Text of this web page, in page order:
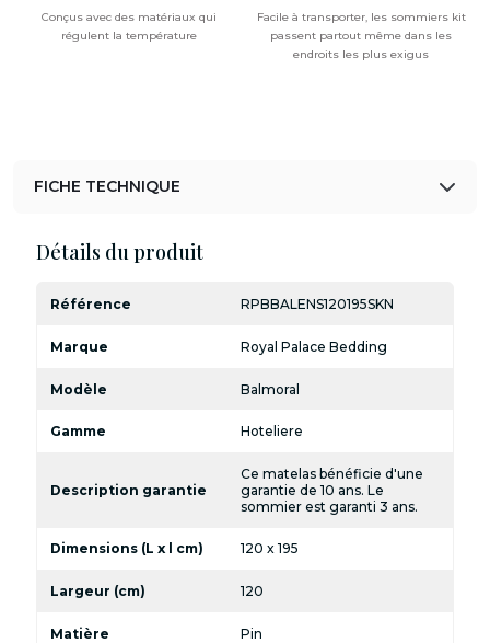
Conçus avec des matériaux qui
régulent la température
Facile à transporter, les sommiers kit
passent partout même dans les
endroits les plus exigus
FICHE TECHNIQUE
Détails du produit
Référence RPBBALENS120195SKN
Marque Royal Palace Bedding
Modèle Balmoral
Gamme Hoteliere
Description garantie
Ce matelas bénéficie d'une
garantie de 10 ans. Le
sommier est garanti 3 ans.
Dimensions (L x l cm) 120 x 195
Largeur (cm) 120
Matière Pin